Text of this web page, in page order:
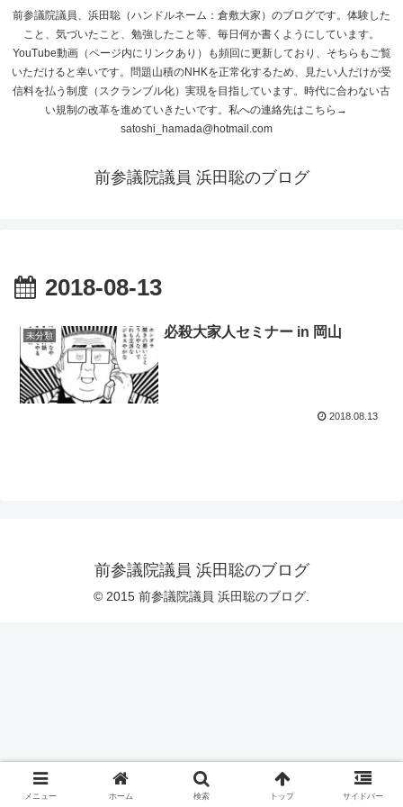
前参議院議員、浜田聡（ハンドルネーム：倉敷大家）のブログです。体験した
こと、気づいたこと、勉強したこと等、毎日何か書くようにしています。
YouTube動画（ページ内にリンクあり）も頻回に更新しており、そちらもご覧
いただけると幸いです。問題山積のNHKを正常化するため、見たい人だけが受
信料を払う制度（スクランブル化）実現を目指しています。時代に合わない古
い規制の改革を進めていきたいです。私への連絡先はこちら→
satoshi_hamada@hotmail.com
前参議院議員 浜田聡のブログ
2018-08-13
未分類 必殺大家人セミナー in 岡山
2018.08.13
前参議院議員 浜田聡のブログ
© 2015 前参議院議員 浜田聡のブログ.
メニュー ホーム 検索 トップ サイドバー